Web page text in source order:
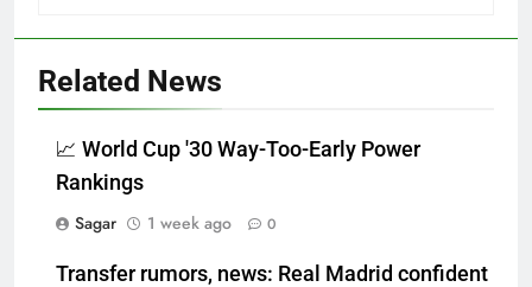
Related News
📈 World Cup '30 Way-Too-Early Power
Rankings
Sagar
1 week ago 0
Transfer rumors, news: Real Madrid confident